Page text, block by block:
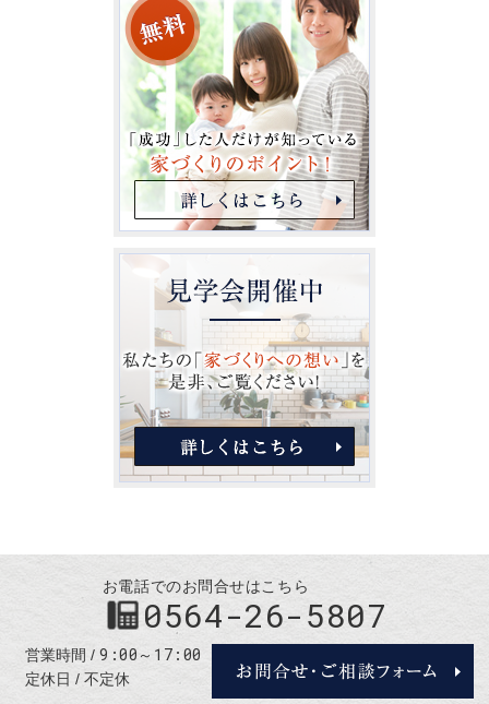
お電話でのお問合せはこちら
0564-26-5807
営業時間 9:00～17:00
定休日 不定休